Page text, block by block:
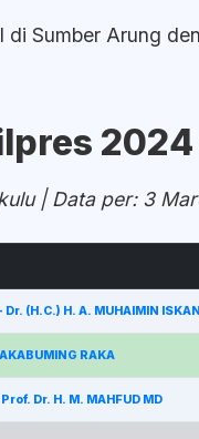
di Sumber Arung
| Data per: 3
(H.C.) H. A. MUHAIMIN
RAKA
Dr. H. M. MAHFUD MD